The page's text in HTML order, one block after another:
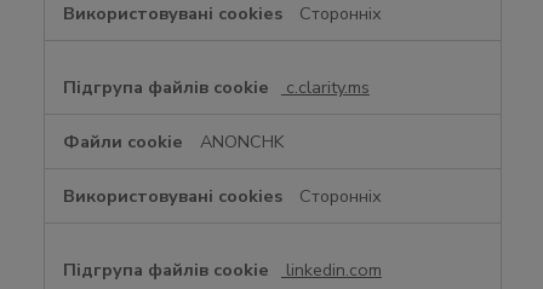
Сторонніх
c.clarity.ms
ANONCHK
Сторонніх
linkedin.com